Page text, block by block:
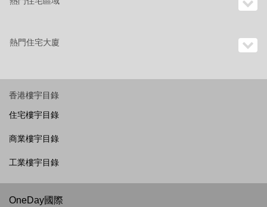
熱門住宅大廈
香港樓宇目錄
住宅樓宇目錄
商業樓宇目錄
工業樓宇目錄
OneDay國際